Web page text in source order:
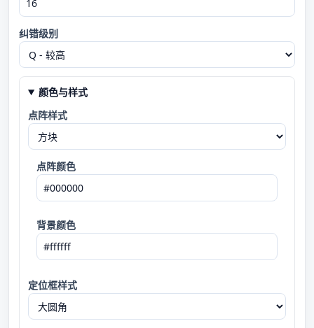
纠错级别
颜色与样式
点阵样式
点阵颜色
背景颜色
定位框样式